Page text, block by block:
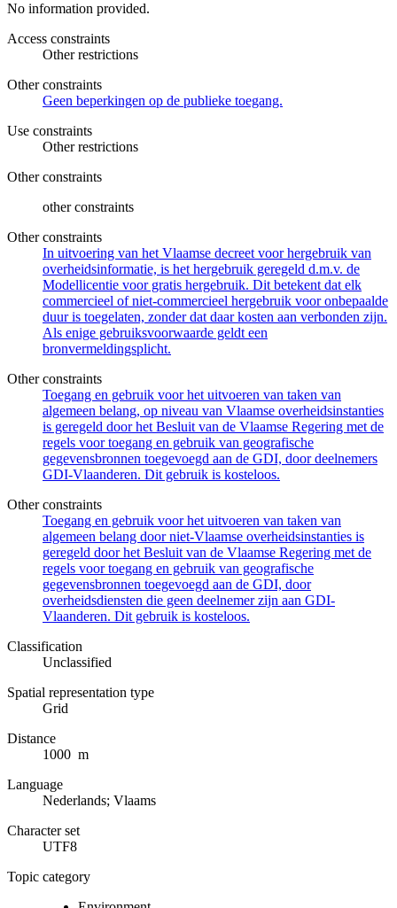
No information provided.
Access constraints
Other restrictions
Other constraints
Geen beperkingen op de publieke toegang.
Use constraints
Other restrictions
Other constraints
other constraints
Other constraints
In uitvoering van het Vlaamse decreet voor hergebruik van
overheidsinformatie, is het hergebruik geregeld d.m.v. de
Modellicentie voor gratis hergebruik. Dit betekent dat elk
commercieel of niet-commercieel hergebruik voor onbepaalde
duur is toegelaten, zonder dat daar kosten aan verbonden zijn.
Als enige gebruiksvoorwaarde geldt een
bronvermeldingsplicht.
Other constraints
Toegang en gebruik voor het uitvoeren van taken van
algemeen belang, op niveau van Vlaamse overheidsinstanties
is geregeld door het Besluit van de Vlaamse Regering met de
regels voor toegang en gebruik van geografische
gegevensbronnen toegevoegd aan de GDI, door deelnemers
GDI-Vlaanderen. Dit gebruik is kosteloos.
Other constraints
Toegang en gebruik voor het uitvoeren van taken van
algemeen belang door niet-Vlaamse overheidsinstanties is
geregeld door het Besluit van de Vlaamse Regering met de
regels voor toegang en gebruik van geografische
gegevensbronnen toegevoegd aan de GDI, door
overheidsdiensten die geen deelnemer zijn aan GDI-
Vlaanderen. Dit gebruik is kosteloos.
Classification
Unclassified
Spatial representation type
Grid
Distance
1000 m
Language
Nederlands; Vlaams
Character set
UTF8
Topic category